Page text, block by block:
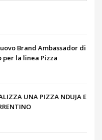
Brand Ambassador di
la linea Pizza
UNA PIZZA NDUJA E